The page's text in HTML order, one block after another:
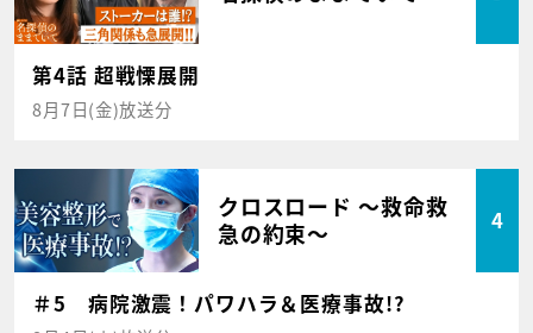
第4話 超戦慄展開
8月7日(金)放送分
クロスロード ～救命救
急の約束～
4
＃5 病院激震！パワハラ＆医療事故!?